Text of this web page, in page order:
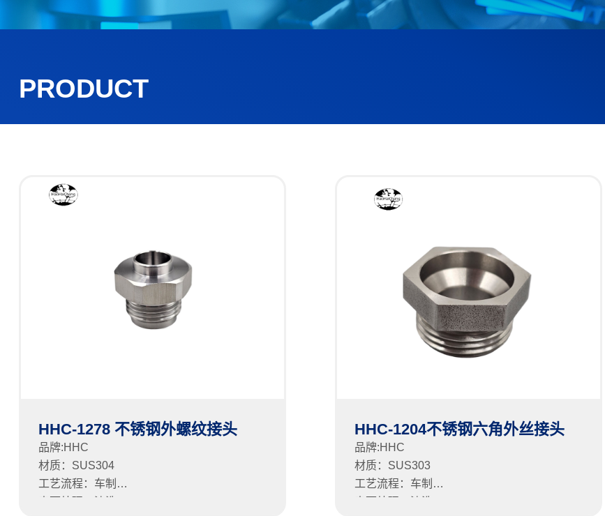
PRODUCT
HHC-1278 不锈钢外螺纹接头
品牌:HHC
材质：SUS304
工艺流程：车制
HHC-1204不锈钢六角外丝接头
品牌:HHC
材质：SUS303
工艺流程：车制